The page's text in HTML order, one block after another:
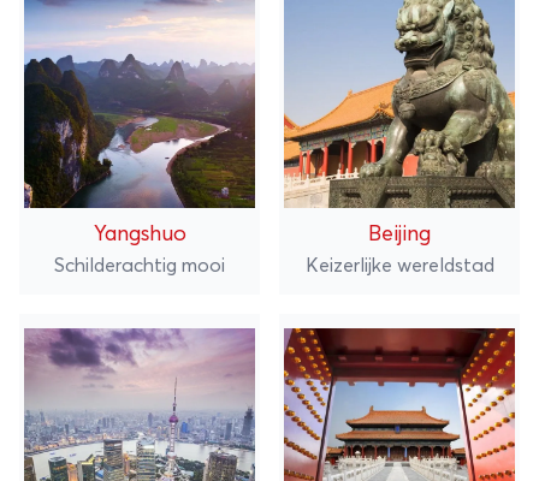
Yangshuo
Schilderachtig mooi
Beijing
Keizerlijke wereldstad